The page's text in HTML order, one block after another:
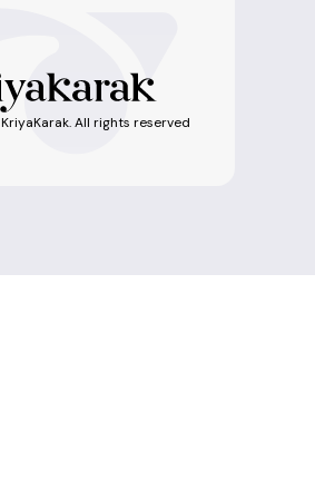
KriyaKarak. All rights reserved